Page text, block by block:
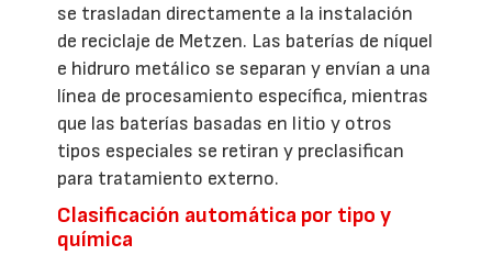
se trasladan directamente a la instalación
de reciclaje de Metzen. Las baterías de níquel
e hidruro metálico se separan y envían a una
línea de procesamiento específica, mientras
que las baterías basadas en litio y otros
tipos especiales se retiran y preclasifican
para tratamiento externo.
Clasificación automática por tipo y
química